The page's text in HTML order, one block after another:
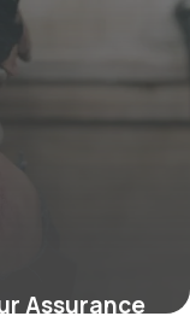
Assurance